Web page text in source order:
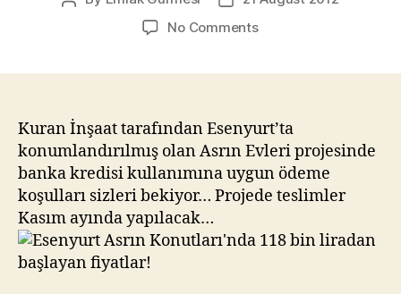
No Commentson
bin
liradan
başlayan
fiyatlar!
Kuran İnşaat tarafından Esenyurt’ta
konumlandırılmış olan Asrın Evleri projesinde
banka kredisi kullanımına uygun ödeme
koşulları sizleri bekiyor… Projede teslimler
Kasım ayında yapılacak…